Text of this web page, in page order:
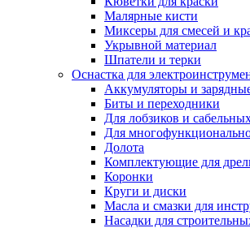
Малярные кисти
Миксеры для смесей и
Укрывной материал
Шпатели и терки
Оснастка для
Аккумуляторы и
Биты и переходники
Для лобзиков и
Для
Долота
Комплектующие для
Коронки
Круги и диски
Масла и смазки для
Насадки для